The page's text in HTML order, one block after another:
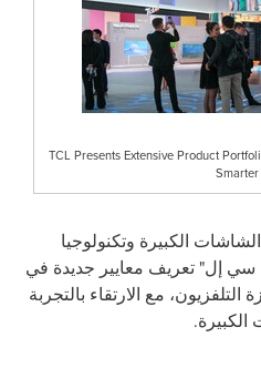
TCL Presents Extensive Product
الكبيرة وتكنولوجيا
سي إل" تعريف معايير جديدة في
مع الارتقاء بالتجربة